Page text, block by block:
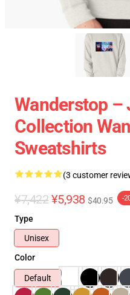
Wanderstop –
Collection
Sweatshirts
(3 customer
¥7,422 ¥5,938 $40.95 -
Type
Unisex
Color
Default